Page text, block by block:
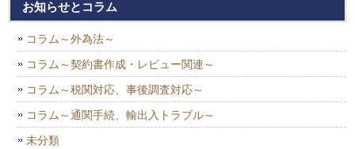
お知らせとコラム
コラム～外為法～
コラム～契約書作成・レビュー関連～
コラム～税関対応、事後調査対応～
コラム～通関手続、輸出入トラブル～
未分類